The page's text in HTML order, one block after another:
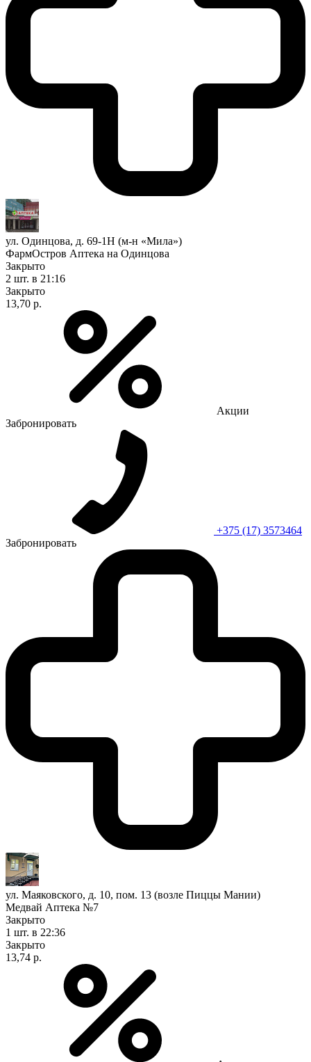
ул. Одинцова, д. 69-1Н (м-н «Мила»)
ФармОстров Аптека на Одинцова
Закрыто
2 шт. в 21:16
Закрыто
13,70 р.
Акции
Забронировать
+375 (17) 3573464
Забронировать
ул. Маяковского, д. 10, пом. 13 (возле Пиццы Мании)
Медвай Аптека №7
Закрыто
1 шт. в 22:36
Закрыто
13,74 р.